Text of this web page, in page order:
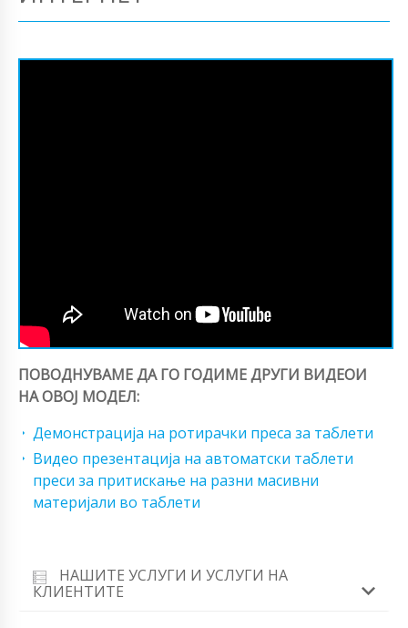
ПОВОДНУВАМЕ ДА ГО ГОДИМЕ ДРУГИ ВИДЕОИ
НА ОВОЈ МОДЕЛ:
Демонстрација на ротирачки преса за таблети
Видео презентација на автоматски таблети
преси за притискање на разни масивни
материјали во таблети
НАШИТЕ УСЛУГИ И УСЛУГИ НА
КЛИЕНТИТЕ